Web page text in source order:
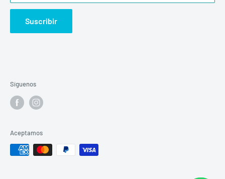
Suscribir
Síguenos
Aceptamos